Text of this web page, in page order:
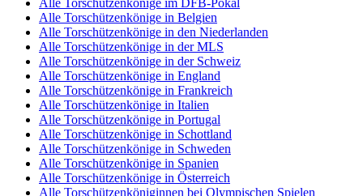
Alle Torschützenkönige in Belgien
Alle Torschützenkönige in den Niederlanden
Alle Torschützenkönige in der MLS
Alle Torschützenkönige in der Schweiz
Alle Torschützenkönige in England
Alle Torschützenkönige in Frankreich
Alle Torschützenkönige in Italien
Alle Torschützenkönige in Portugal
Alle Torschützenkönige in Schottland
Alle Torschützenkönige in Schweden
Alle Torschützenkönige in Spanien
Alle Torschützenkönige in Österreich
Alle Torschützenköniginnen bei Olympischen Spielen